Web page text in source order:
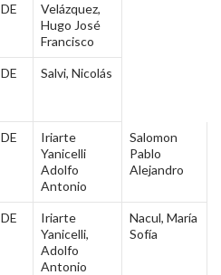
DE
Velázquez,
Hugo José
Francisco
DE Salvi, Nicolás
DE
Iriarte
Yanicelli
Adolfo
Antonio
Salomon
Pablo
Alejandro
DE
Iriarte
Yanicelli,
Adolfo
Antonio
Nacul, María
Sofía